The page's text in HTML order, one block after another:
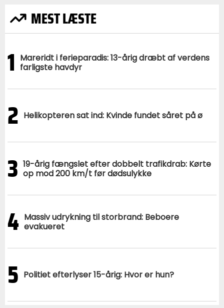
MEST LÆSTE
1 Mareridt i ferieparadis: 13-årig dræbt af verdens
farligste havdyr
2 Helikopteren sat ind: Kvinde fundet såret på ø
3 19-årig fængslet efter dobbelt trafikdrab: Kørte
op mod 200 km/t før dødsulykke
4 Massiv udrykning til storbrand: Beboere
evakueret
5 Politiet efterlyser 15-årig: Hvor er hun?